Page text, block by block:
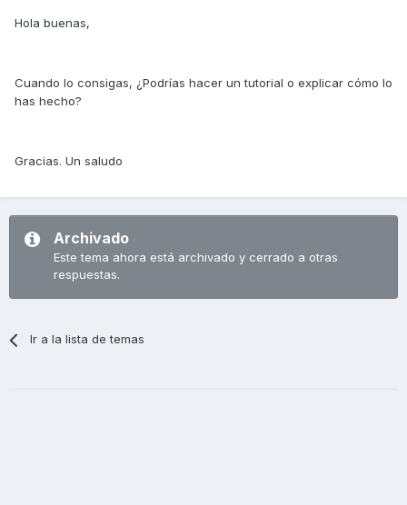
Hola buenas,
Cuando lo consigas, ¿Podrías hacer un tutorial o explicar cómo lo
has hecho?
Gracias. Un saludo
Archivado
Este tema ahora está archivado y cerrado a otras
respuestas.
Ir a la lista de temas